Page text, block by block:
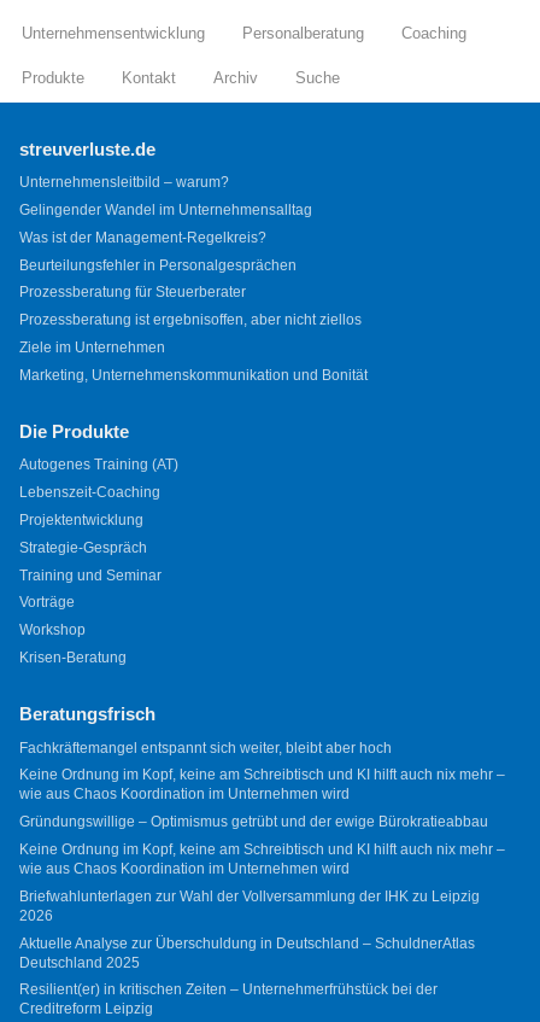
Unternehmensentwicklung Personalberatung Coaching
Produkte Kontakt Archiv Suche
streuverluste.de
Unternehmensleitbild – warum?
Gelingender Wandel im Unternehmensalltag
Was ist der Management-Regelkreis?
Beurteilungsfehler in Personalgesprächen
Prozessberatung für Steuerberater
Prozessberatung ist ergebnisoffen, aber nicht ziellos
Ziele im Unternehmen
Marketing, Unternehmenskommunikation und Bonität
Die Produkte
Autogenes Training (AT)
Lebenszeit-Coaching
Projektentwicklung
Strategie-Gespräch
Training und Seminar
Vorträge
Workshop
Krisen-Beratung
Beratungsfrisch
Fachkräftemangel entspannt sich weiter, bleibt aber hoch
Keine Ordnung im Kopf, keine am Schreibtisch und KI hilft auch nix mehr –
wie aus Chaos Koordination im Unternehmen wird
Gründungswillige – Optimismus getrübt und der ewige Bürokratieabbau
Keine Ordnung im Kopf, keine am Schreibtisch und KI hilft auch nix mehr –
wie aus Chaos Koordination im Unternehmen wird
Briefwahlunterlagen zur Wahl der Vollversammlung der IHK zu Leipzig
2026
Aktuelle Analyse zur Überschuldung in Deutschland – SchuldnerAtlas
Deutschland 2025
Resilient(er) in kritischen Zeiten – Unternehmerfrühstück bei der
Creditreform Leipzig